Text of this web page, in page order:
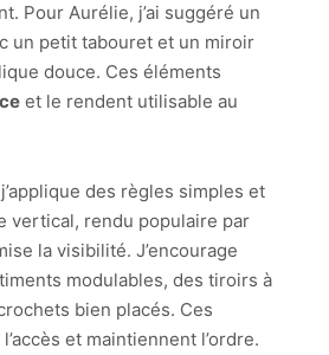
Pour Aurélie, j’ai suggéré un
un petit tabouret et un miroir
douce. Ces éléments
et le rendent utilisable au
des règles simples et
vertical, rendu populaire par
la visibilité. J’encourage
modulables, des tiroirs à
bien placés. Ces
et maintiennent l’ordre.